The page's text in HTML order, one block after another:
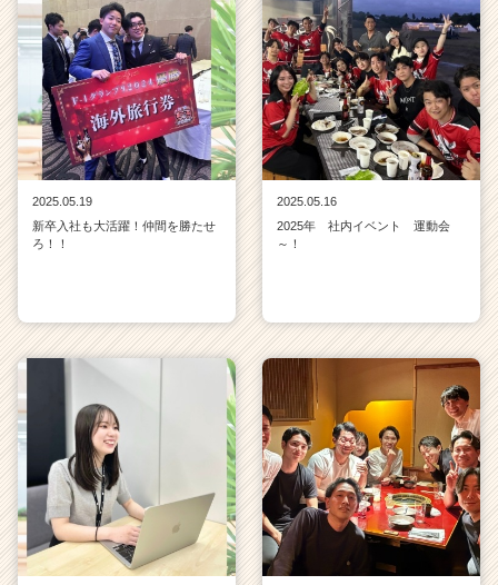
2025.05.19
新卒入社も大活躍！仲間を勝たせ
ろ！！
2025.05.16
2025年 社内イベント 運動会
～！